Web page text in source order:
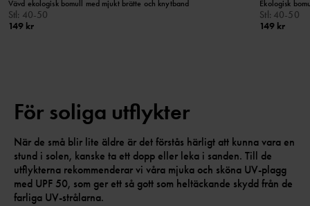
Vävd ekologisk bomull med mjukt brätte och knytband
Stl: 40-50
149 kr
Ekologisk
Stl: 40-50
149 kr
För soliga utflykter
När de små blir lite äldre är det förstås härligt att kunna vara en
stund i solen, kanske ta ett dopp eller leka i sanden. Till de
utflykterna rekommenderar vi våra mjuka och sköna UV-plagg
med UPF 50, som ger ett så gott som heltäckande skydd från de
farliga UV-strålarna.